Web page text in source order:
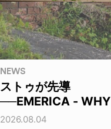
NEWS
ストゥが先導
──EMERICA -
2026.08.04